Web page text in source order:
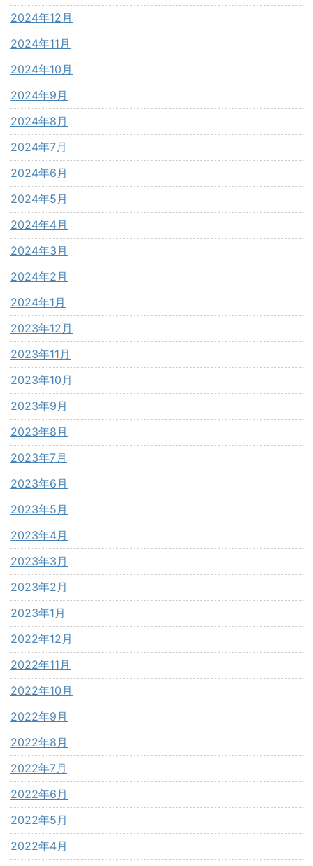
2024年12月
2024年11月
2024年10月
2024年9月
2024年8月
2024年7月
2024年6月
2024年5月
2024年4月
2024年3月
2024年2月
2024年1月
2023年12月
2023年11月
2023年10月
2023年9月
2023年8月
2023年7月
2023年6月
2023年5月
2023年4月
2023年3月
2023年2月
2023年1月
2022年12月
2022年11月
2022年10月
2022年9月
2022年8月
2022年7月
2022年6月
2022年5月
2022年4月